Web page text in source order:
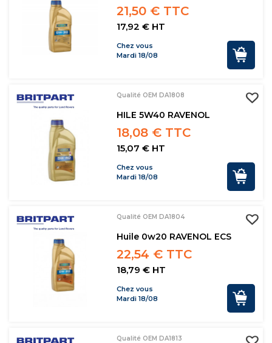
21,50 € TTC
17,92 € HT
Chez vous
Mardi 18/08
Qualité OEM DA1808
HILE 5W40 RAVENOL
18,08 € TTC
15,07 € HT
Chez vous
Mardi 18/08
Qualité OEM DA1804
Huile 0w20 RAVENOL ECS
22,54 € TTC
18,79 € HT
Chez vous
Mardi 18/08
Qualité OEM DA1813